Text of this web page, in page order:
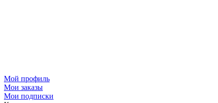
Мой профиль
Мои заказы
Мои подписки